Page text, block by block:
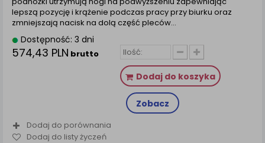
lepszą pozycję i krążenie podczas pracy przy biurku oraz
zmniejszają nacisk na dolą część pleców…
Dostępność: 3 dni
574,43 PLN brutto
Dodaj do koszyka
Zobacz
Dodaj do porównania
Dodaj do listy życzeń